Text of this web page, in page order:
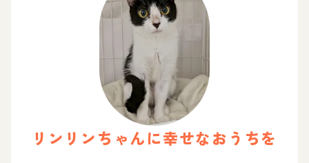
リンリンちゃんに幸せなおうちを